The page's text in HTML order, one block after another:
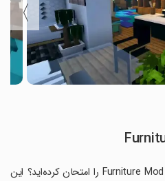
〉
آیا تابه‌حال برنامه Furniture Mod For Minecraft را امتحان کرده‌اید؟ این